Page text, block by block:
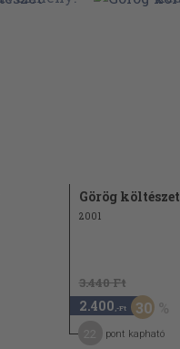
Görög költészet
2001
3.440 Ft
2.400 ,-Ft 30
pont kapható